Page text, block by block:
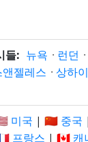
들: 뉴욕 · 런던 ·
앤젤레스 · 상하이
미국 | 🇨🇳 중국 |
프랑스 | 🇨🇦 캐